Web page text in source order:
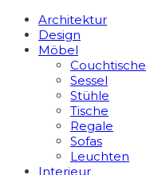
Architektur
Design
Möbel
Couchtische
Sessel
Stühle
Tische
Regale
Sofas
Leuchten
Interieur